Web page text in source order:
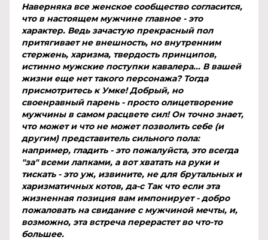
Наверняка все женское сообщество согласится,
что в настоящем мужчине главное - это
характер. Ведь зачастую прекрасный пол
притягивает не внешность, но внутренним
стержень, харизма, твердость принципов,
истинно мужские поступки кавалера... В вашей
жизни еще нет такого персонажа? Тогда
присмотритесь к Умке! Добрый, но
своенравный парень - просто олицетворение
мужчины в самом расцвете сил! Он точно знает,
что может и что не может позволить себе (и
другим) представитель сильного пола:
например, гладить - это пожалуйста, это всегда
"за" всеми лапками, а вот хватать на руки и
тискать - это уж, извините, не для брутальных и
харизматичных котов, да-с Так что если эта
жизненная позиция вам импонирует - добро
пожаловать на свидание с мужчиной мечты, и,
возможно, эта встреча перерастет во что-то
большее.